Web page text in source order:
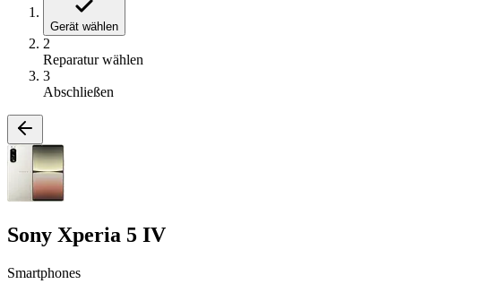
Gerät wählen
2
Reparatur wählen
3
Abschließen
Sony Xperia 5 IV
Smartphones